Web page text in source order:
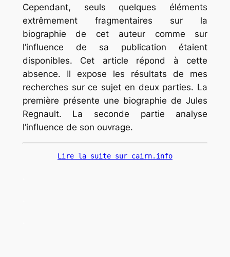
Cependant, seuls quelques éléments
extrêmement fragmentaires sur la
biographie de cet auteur comme sur
l’influence de sa publication étaient
disponibles. Cet article répond à cette
absence. Il expose les résultats de mes
recherches sur ce sujet en deux parties. La
première présente une biographie de Jules
Regnault. La seconde partie analyse
l’influence de son ouvrage.
Lire la suite sur cairn.info